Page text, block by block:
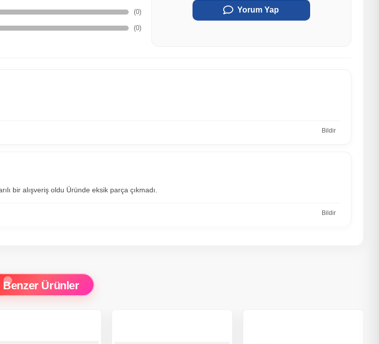
(0)
(0)
Yorum Yap
Bildir
bir alışveriş oldu Üründe eksik parça çıkmadı.
Bildir
Benzer Ürünler